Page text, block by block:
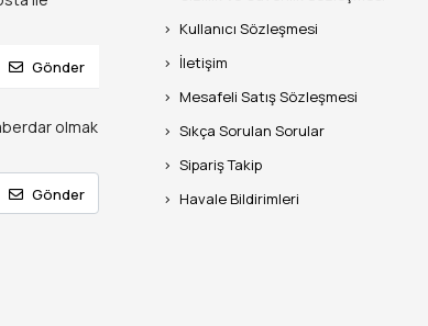
Gönder
olmak
Gönder
Kullanıcı Sözleşmesi
İletişim
Mesafeli Satış Sözleşmesi
Sıkça Sorulan Sorular
Sipariş Takip
Havale Bildirimleri